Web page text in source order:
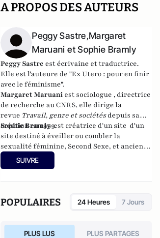
A PROPOS DES AUTEURS
Peggy Sastre,Margaret
Maruani et Sophie Bramly
Peggy Sastre est écrivaine et traductrice.
Elle est l'auteure de "Ex Utero : pour en finir
avec le féminisme".
Margaret Maruani est sociologue , directrice
de recherche au CNRS, elle dirige la
revue Travail, genre et sociétésdepuis sa
création en 1999.
Sophie Bramlyest créatrice d'un site d'un
site destiné à éveiller ou combler la
sexualité féminine,Second Sexe, et ancienne
productrice chez MTV. Elle est aussi mère de
deux enfants.
SUIVRE
POPULAIRES 24 Heures 7 Jours
PLUS LUS PLUS PARTAGES